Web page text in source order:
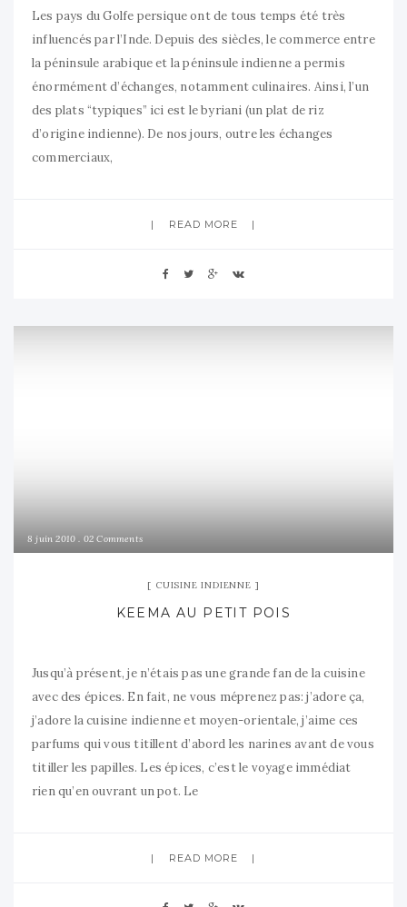
Les pays du Golfe persique ont de tous temps été très
influencés par l’Inde. Depuis des siècles, le commerce entre
la péninsule arabique et la péninsule indienne a permis
énormément d’échanges, notamment culinaires. Ainsi, l’un
des plats “typiques” ici est le byriani (un plat de riz
d’origine indienne). De nos jours, outre les échanges
commerciaux,
READ MORE
8 juin 2010 02 Comments
CUISINE INDIENNE
KEEMA AU PETIT POIS
Jusqu’à présent, je n’étais pas une grande fan de la cuisine
avec des épices. En fait, ne vous méprenez pas: j’adore ça,
j’adore la cuisine indienne et moyen-orientale, j’aime ces
parfums qui vous titillent d’abord les narines avant de vous
titiller les papilles. Les épices, c’est le voyage immédiat
rien qu’en ouvrant un pot. Le
READ MORE